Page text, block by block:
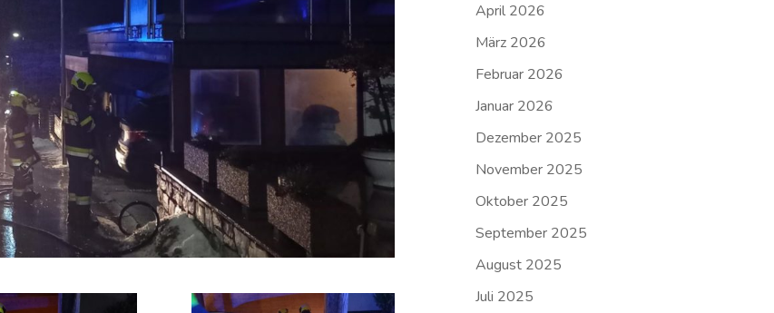
April 2026
März 2026
Februar 2026
Januar 2026
Dezember 2025
November 2025
Oktober 2025
September 2025
August 2025
Juli 2025